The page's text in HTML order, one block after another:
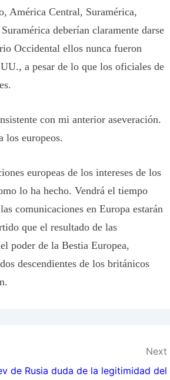
América Central, Suramérica,
deberían claramente darse
Occidental ellos nunca fueron
a pesar de lo que los oficiales de
con mi anterior aseveración.
los europeos.
europeas de los intereses de los
lo ha hecho. Vendrá el tiempo
comunicaciones en Europa estarán
que el resultado de las
poder de la Bestia Europea,
descendientes de los británicos
Next
de Rusia duda de la legitimidad del